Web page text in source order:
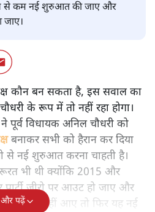
से कम नई शुरुआत की जाए और
जाए।
कौन बन सकता है, इस सवाल का
के रूप में तो नहीं रहा होगा।
ने पूर्व विधायक अनिल चौधरी को
बनाकर सभी को हैरान कर दिया
से नई शुरुआत करना चाहती है।
भी थी क्योंकि 2015 और
जीरो पर आउट हो जाए और
भी नज़र नहीं आए तो फिर यह नई
और पढ़ें